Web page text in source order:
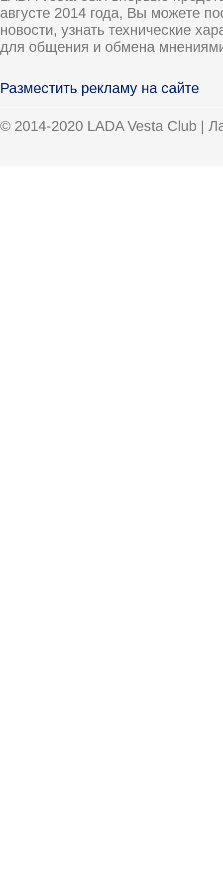
августе 2014 года, Вы можете
новости, узнать технические
для общения и обмена
Разместить рекламу на сайте
© 2014-2020 LADA Vesta Club |